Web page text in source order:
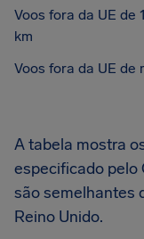
Voos fora da UE de
km
Voos fora da UE de
A tabela mostra
especificado pelo
são semelhantes
Reino Unido.